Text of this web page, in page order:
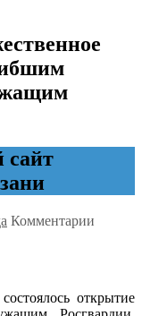
Комментарии
открытие